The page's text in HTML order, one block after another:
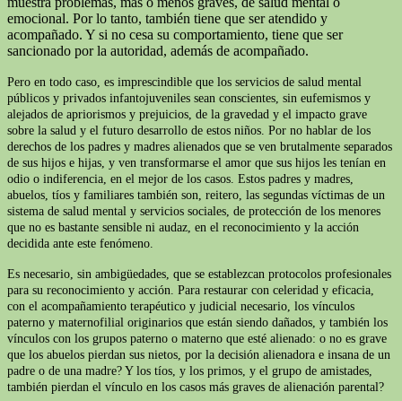
emocional. Por lo tanto, también tiene que ser atendido y
acompañado. Y si no cesa su comportamiento, tiene que ser
sancionado por la autoridad, además de acompañado.
Pero en todo caso, es imprescindible que los servicios de salud mental
públicos y privados infantojuveniles sean conscientes, sin eufemismos y
alejados de apriorismos y prejuicios, de la gravedad y el impacto grave
sobre la salud y el futuro desarrollo de estos niños. Por no hablar de los
derechos de los padres y madres alienados que se ven brutalmente separados
de sus hijos e hijas, y ven transformarse el amor que sus hijos les tenían en
odio o indiferencia, en el mejor de los casos. Estos padres y madres,
abuelos, tíos y familiares también son, reitero, las segundas víctimas de un
sistema de salud mental y servicios sociales, de protección de los menores
que no es bastante sensible ni audaz, en el reconocimiento y la acción
decidida ante este fenómeno.
Es necesario, sin ambigüedades, que se establezcan protocolos profesionales
para su reconocimiento y acción. Para restaurar con celeridad y eficacia,
con el acompañamiento terapéutico y judicial necesario, los vínculos
paterno y maternofilial originarios que están siendo dañados, y también los
vínculos con los grupos paterno o materno que esté alienado: o no es grave
que los abuelos pierdan sus nietos, por la decisión alienadora e insana de un
padre o de una madre? Y los tíos, y los primos, y el grupo de amistades,
también pierdan el vínculo en los casos más graves de alienación parental?